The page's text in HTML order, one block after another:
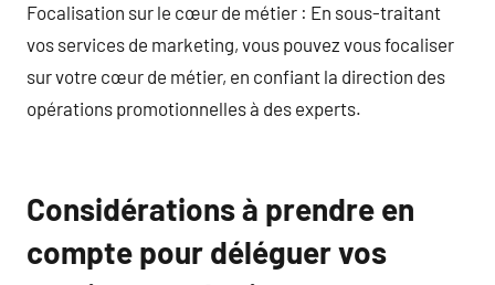
Focalisation sur le cœur de métier : En sous-traitant
vos services de marketing, vous pouvez vous focaliser
sur votre cœur de métier, en confiant la direction des
opérations promotionnelles à des experts.
Considérations à prendre en
compte pour déléguer vos